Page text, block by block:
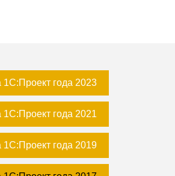
1С:Проект года 2023
1С:Проект года 2021
1С:Проект года 2019